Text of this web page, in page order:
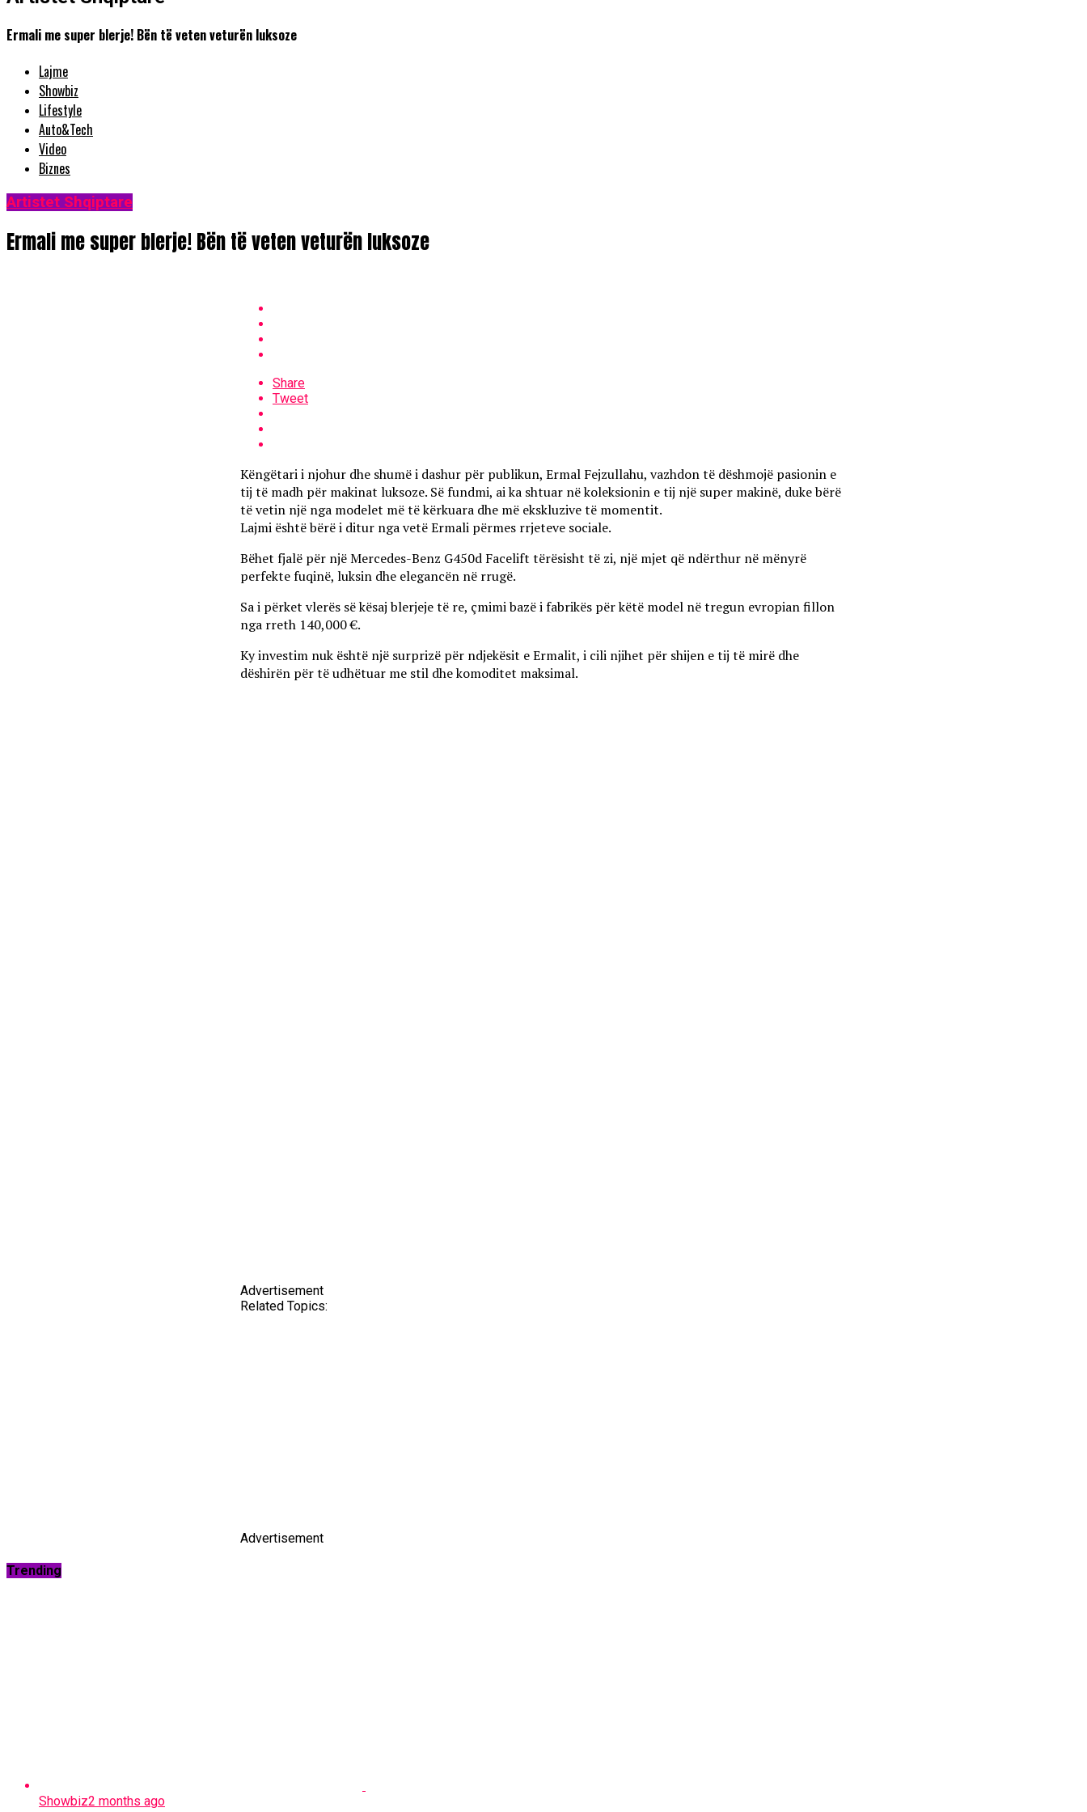
Ermali me super blerje! Bën të veten veturën luksoze
Lajme
Showbiz
Lifestyle
Auto&Tech
Video
Biznes
Artistet Shqiptare
Ermali me super blerje! Bën të veten veturën luksoze
Share
Tweet
Këngëtari i njohur dhe shumë i dashur për publikun, Ermal Fejzullahu, vazhdon të dëshmojë pasionin e
tij të madh për makinat luksoze. Së fundmi, ai ka shtuar në koleksionin e tij një super makinë, duke bërë
të vetin një nga modelet më të kërkuara dhe më ekskluzive të momentit.
Lajmi është bërë i ditur nga vetë Ermali përmes rrjeteve sociale.
Bëhet fjalë për një Mercedes-Benz G450d Facelift tërësisht të zi, një mjet që ndërthur në mënyrë
perfekte fuqinë, luksin dhe elegancën në rrugë.
Sa i përket vlerës së kësaj blerjeje të re, çmimi bazë i fabrikës për këtë model në tregun evropian fillon
nga rreth 140,000 €.
Ky investim nuk është një surprizë për ndjekësit e Ermalit, i cili njihet për shijen e tij të mirë dhe
dëshirën për të udhëtuar me stil dhe komoditet maksimal.
Advertisement
Related Topics:
Advertisement
Trending
Showbiz2 months ago